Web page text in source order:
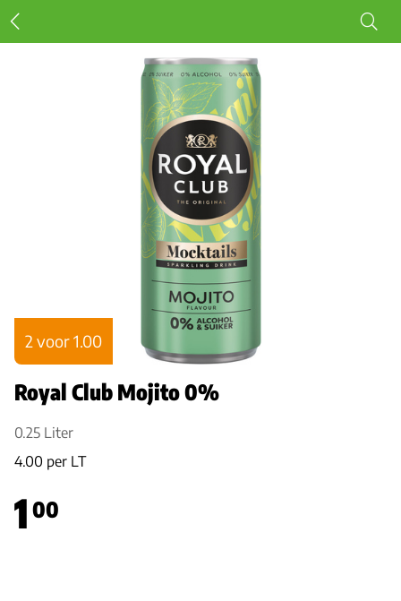
2 voor 1.00
Royal Club Mojito 0%
0.25 Liter
4.00 per LT
1 00